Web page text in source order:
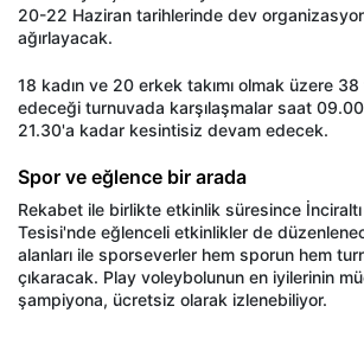
20-22 Haziran tarihlerinde dev
ağırlayacak.
18 kadın ve 20 erkek takımı olmak üzere 38
edeceği turnuvada karşılaşmalar saat
21.30'a kadar kesintisiz devam edecek.
Spor ve eğlence bir arada
Rekabet ile birlikte etkinlik süresince İnciraltı
Tesisi'nde eğlenceli etkinlikler de
alanları ile sporseverler hem sporun hem
çıkaracak. Play voleybolunun en iyilerinin
şampiyona, ücretsiz olarak izlenebiliyor.